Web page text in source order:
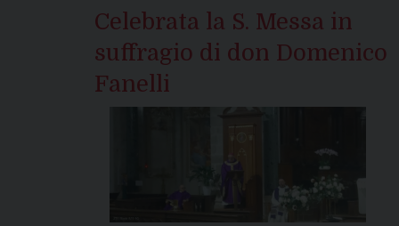
Celebrata la S. Messa in
suffragio di don Domenico
Fanelli